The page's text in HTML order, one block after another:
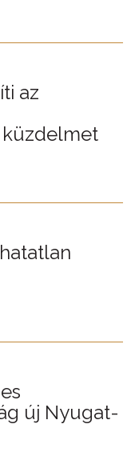
az
új Nyugat-